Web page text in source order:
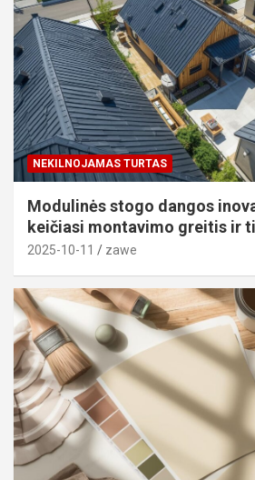
NEKILNOJAMAS TURTAS
Modulinės stogo dangos
keičiasi montavimo greitis ir
2025-10-11 zawe